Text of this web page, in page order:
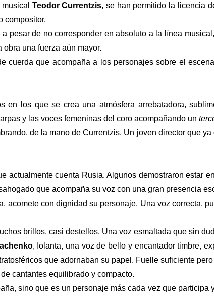
Teodor Currentzis, se han permitido la licencia
compositor.
pesar de no corresponder en absoluto a la línea
una fuerza aún mayor.
cuerda que acompaña a los personajes sobre el
en los que se crea una atmósfera arrebatadora,
y las voces femeninas del coro acompañando un
de la mano de Currentzis. Un joven director que
actualmente cuenta Rusia. Algunos demostraron estar
que acompaña su voz con una gran presencia
acomete con dignidad su personaje. Una voz correcta,
brillos, casi destellos. Una voz esmaltada que sin
, Iolanta, una voz de bello y encantador timbre,
que adornaban su papel. Fuelle suficiente
cantantes equilibrado y compacto.
sino que es un personaje más cada vez que participa